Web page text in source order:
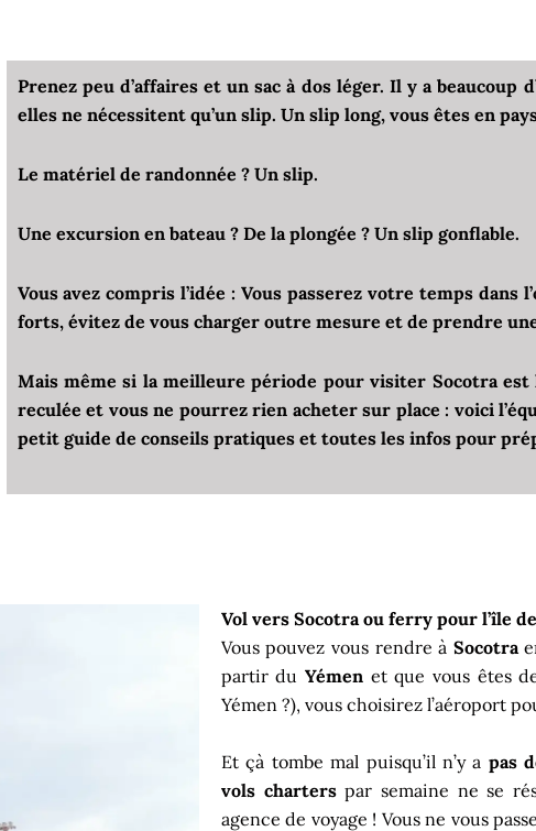
Prenez peu d’affaires et un sac à dos léger. Il y a beaucoup
elles ne nécessitent qu’un slip. Un slip long, vous êtes en
Le matériel de randonnée ? Un slip.
Une excursion en bateau ? De la plongée ? Un slip gonflable.
Vous avez compris l’idée : Vous passerez votre temps dans
forts, évitez de vous charger outre mesure et de prendre
Mais même si la meilleure période pour visiter Socotra est
reculée et vous ne pourrez rien acheter sur place : voici
petit guide de conseils pratiques et toutes les infos pour
Vol vers Socotra ou ferry pour l’île
Vous pouvez vous rendre à Socotra
partir duYémen et que vous êtes
Yémen ?), vous choisirez l’aéroport
Et çà tombe mal puisqu’il n’y a pas
vols charterspar semaine ne se
agence de voyage ! Vous ne vous